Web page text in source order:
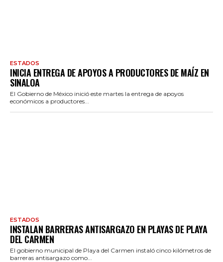
ESTADOS
INICIA ENTREGA DE APOYOS A PRODUCTORES DE MAÍZ EN
SINALOA
El Gobierno de México inició este martes la entrega de apoyos
económicos a productores...
ESTADOS
INSTALAN BARRERAS ANTISARGAZO EN PLAYAS DE PLAYA
DEL CARMEN
El gobierno municipal de Playa del Carmen instaló cinco kilómetros de
barreras antisargazo como...